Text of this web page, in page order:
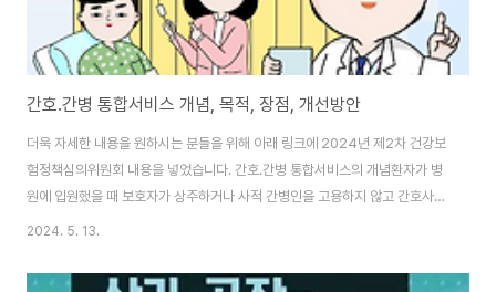
간호.간병 통합서비스 개념, 목적, 장점, 개선방안
더욱 자세한 내용을 원하시는 분들을 위해 아래 링크에 2024년 제2차 건강보
험정책심의위원회 내용을 넣었습니다. 간호.간병 통합서비스의 개념환자가 병
원에 입원했을 때 보호자가 상주하거나 사적 간병인을 고용하지 않고 간호사.
간호조무사, 요양보호사 등에게 간병을 포함한 입원 서비스를 제공받는 제도입
서비스의 목적은 환자의 건강을 종합적으로 관리하고, 치료 과정을 최적화하여
2024. 5. 13.